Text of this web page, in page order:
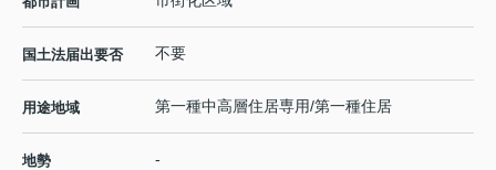
国土法届出要否 不要
用途地域 第一種中高層住居専用/第一種住居
地勢 -